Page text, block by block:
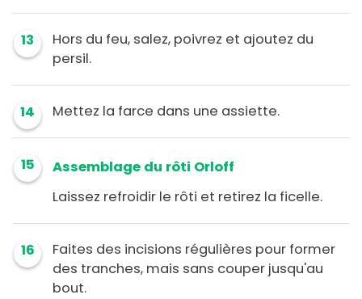
13
Hors du feu, salez, poivrez et ajoutez du
persil.
14 Mettez la farce dans une assiette.
15
Assemblage du rôti Orloff
Laissez refroidir le rôti et retirez la ficelle.
16
Faites des incisions régulières pour former
des tranches, mais sans couper jusqu'au
bout.